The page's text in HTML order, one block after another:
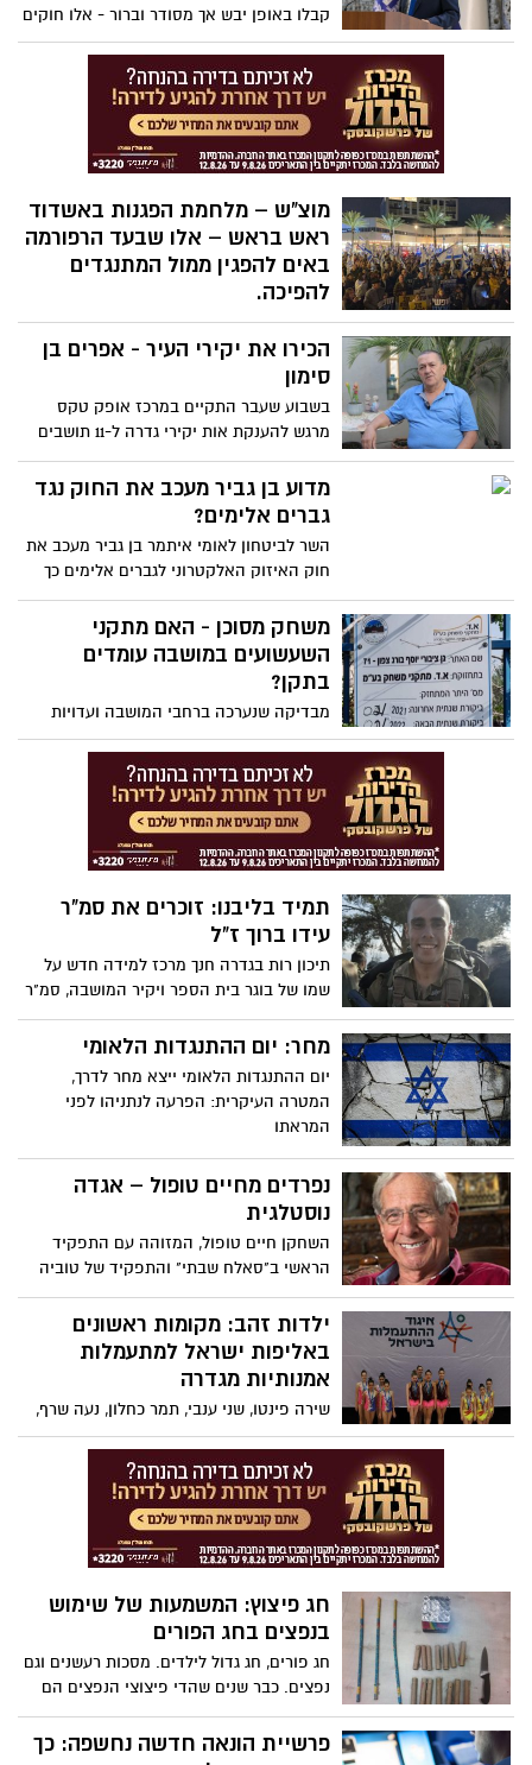
מגיעה במגוון רחב של דגמים: דו משפחתיים,
תלת משפחתיים וארבע משפחתיים.
קבלו באופן יבש אך מסודר וברור - אלו חוקים
שהממשלה דוחפת לשנות שבעקבותיהם החלו
המהומות וההפגנות במדינה? מה המצב היום
ואיזו הצעת פשרה הציע הנשיא כדי לאחד את
העם?
מוצ"ש – מלחמת הפגנות באשדוד
ראש בראש – אלו שבעד הרפורמה
באים להפגין ממול המתנגדים
להפיכה.
יהיה מעניין מוצאי שבת 19:00 באשדוד כאשר
התושבים שרוצים להביע תמיכה ברפורמה
המשפטית מתכננים הפגנה מול ההפגנה של
המתנגדים להפיכה המשפטית. התומכים
ברחבת גן העיר המתנגדים כרגיל – ברחבת
הכירו את יקירי העיר - אפרים בן
סימון
בשבוע שעבר התקיים במרכז אופק טקס
מרגש להענקת אות יקירי גדרה ל-11 תושבים
ותושבות "המשמשים דוגמא ומופת לתרומה
לקהילה". ביניהם אפרים בן סימון, תושב גדרה
ותיק ומתנדב פעיל ואהוב
מדוע בן גביר מעכב את החוק נגד
גברים אלימים?
השר לביטחון לאומי איתמר בן גביר מעכב את
חוק האיזוק האלקטרוני לגברים אלימים כך
נחשף אמש בוועדה לקידום מעמד האישה
ולשוויון מגדרי שהתכנסה לדון בחוק.
משחק מסוכן - האם מתקני
השעשועים במושבה עומדים
בתקן?
מבדיקה שנערכה ברחבי המושבה ועדויות
שהגיעו, עולה כי חלק ממתקני השעשועים
במושבה אינם עומדים בתקן הנדרש. יצאנו
לבדוק
תמיד בליבנו: זוכרים את סמ"ר
עידו ברוך ז"ל
תיכון רות בגדרה חנך מרכז למידה חדש על
שמו של בוגר בית הספר ויקיר המושבה, סמ"ר
עידו ברוך ז"ל לוחם סיירת גבעתי, שנפל
בפעילות מבצעית בשומרון
מחר: יום ההתנגדות הלאומי
יום ההתנגדות הלאומי ייצא מחר לדרך,
המטרה העיקרית: הפרעה לנתניהו לפני
המראתו
נפרדים מחיים טופול – אגדה
נוסטלגית
השחקן חיים טופול, המזוהה עם התפקיד
הראשי ב"סאלח שבתי" והתפקיד של טוביה
החולב במחזמר "כנר על הגג", הלך לעולמו
בגיל 87 לאחר שכבר מספר שנים סבל ממחלת
האלצהיימר.
ילדות זהב: מקומות ראשונים
באליפות ישראל למתעמלות
אמנותיות מגדרה
שירה פינטו, שני ענבי, תמר כחלון, נעה שרף,
שובל זפרני, תמר אפשטיין, מאיה שון והילה
קלמנוביץ מגדרה זכו במקום הראשון
באליפות ישראל ההתעמלות אומנותית. כבוד!
חג פיצוץ: המשמעות של שימוש
בנפצים בחג הפורים
חג פורים, חג גדול לילדים. מסכות רעשנים וגם
נפצים. כבר שנים שהדי פיצוצי הנפצים הם
חלק בלתי נפרד מחג הפורים. אבל לא כולם
נהנים מכך ובעיקר נפגעי פוסט טראומה ובעלי
פרשיית הונאה חדשה נחשפה: כך